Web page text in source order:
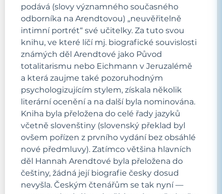
podává (slovy významného současného
odborníka na Arendtovou) „neuvěřitelně
intimní portrét“ své učitelky. Za tuto svou
knihu, ve které líčí mj. biografické souvislosti
známých děl Arendtové jako Původ
totalitarismu nebo Eichmann v Jeruzalémě
a která zaujme také pozoruhodným
psychologizujícím stylem, získala několik
literární ocenění a na další byla nominována.
Kniha byla přeložena do celé řady jazyků
včetně slovenštiny (slovenský překlad byl
ovšem pořízen z prvního vydání bez obsáhlé
nové předmluvy). Zatímco většina hlavních
děl Hannah Arendtové byla přeložena do
češtiny, žádná její biografie česky dosud
nevyšla. Českým čtenářům se tak nyní —